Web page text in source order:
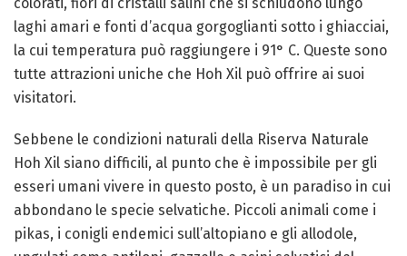
laghi amari e fonti d’acqua gorgoglianti sotto i ghiacciai,
la cui temperatura può raggiungere i 91° C. Queste sono
tutte attrazioni uniche che Hoh Xil può offrire ai suoi
visitatori.
Sebbene le condizioni naturali della Riserva Naturale
Hoh Xil siano difficili, al punto che è impossibile per gli
esseri umani vivere in questo posto, è un paradiso in cui
abbondano le specie selvatiche. Piccoli animali come i
pikas, i conigli endemici sull’altopiano e gli allodole,